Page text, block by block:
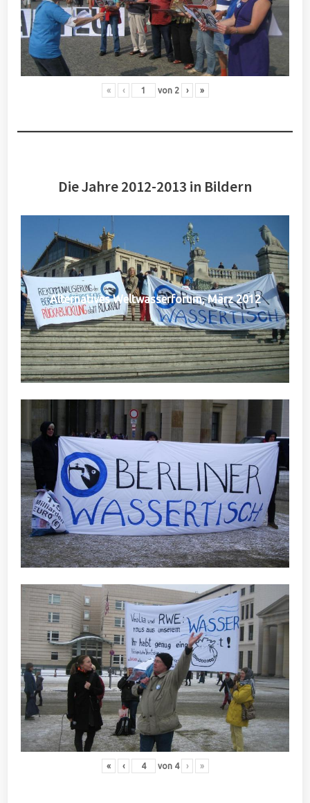
« ‹ von 2 › »
Die Jahre 2012-2013 in Bildern
Alternatives Weltwasserforum, März 2012
« ‹ von 4 › »